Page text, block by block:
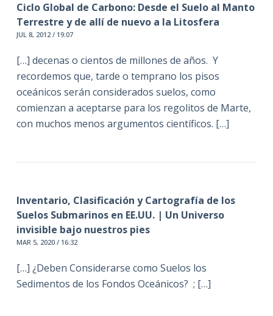
Ciclo Global de Carbono: Desde el Suelo al Manto
Terrestre y de allí de nuevo a la Litosfera
JUL 8, 2012 / 19:07
[…] decenas o cientos de millones de años. Y
recordemos que, tarde o temprano los pisos
oceánicos serán considerados suelos, como
comienzan a aceptarse para los regolitos de Marte,
con muchos menos argumentos científicos. […]
Inventario, Clasificación y Cartografía de los
Suelos Submarinos en EE.UU. | Un Universo
invisible bajo nuestros pies
MAR 5, 2020 / 16:32
[…] ¿Deben Considerarse como Suelos los
Sedimentos de los Fondos Oceánicos? ; […]